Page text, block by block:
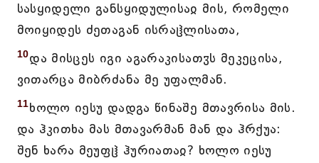
სასყიდელი განსყიდულისაჲ მის, რომელი
მოიყიდეს ძეთაგან ისრაჱლისათა,
10და მისცეს იგი აგარაკისათჳს მეკეცისა,
ვითარცა მიბრძანა მე უფალმან.
11ხოლო იესუ დადგა წინაშე მთავრისა მის.
და ჰკითხა მას მთავარმან მან და ჰრქუა:
შენ ხარა მეუფჱ ჰურიათაჲ? ხოლო იესუ